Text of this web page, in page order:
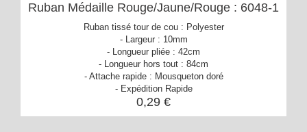
Ruban Médaille Rouge/Jaune/Rouge : 6048-1
Ruban tissé tour de cou : Polyester
- Largeur : 10mm
- Longueur pliée : 42cm
- Longueur hors tout : 84cm
- Attache rapide : Mousqueton doré
- Expédition Rapide
0,29 €